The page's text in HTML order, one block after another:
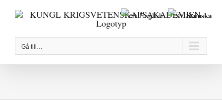
Gå till…
English Svenska